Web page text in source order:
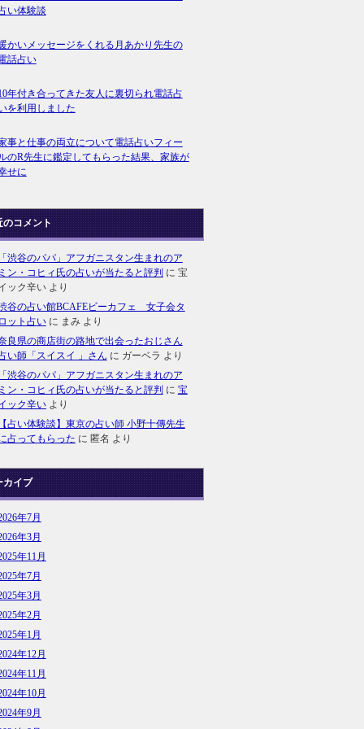
い体験談
かいメッセージをくれる月あかり先生の
話占い
年付き合ってきた友人に裏切られ電話占
を利用しました
事と仕事の両立について電話占いフィー
のR先生に鑑定してもらった結果、家族が
せに
のコメント
渋谷のパパ」アフガニスタン生まれのア
ン・コヒィ氏の占いが当たると評判 に 宝
ック辛いより
谷の占い館BCAFEビーカフェ 女子会タ
ット占いに まみより
良県の商店街の路地で出会ったおじさん
い師「スイスイ 」さん に ガーベラ より
渋谷のパパ」アフガニスタン生まれのア
ン・コヒィ氏の占いが当たると評判 に 宝
ック辛いより
占い体験談】東京の占い師 小野十傳先生
占ってもらった に 匿名 より
カイブ
年7月
年3月
年11月
年7月
年3月
年2月
年1月
年12月
年11月
年10月
年9月